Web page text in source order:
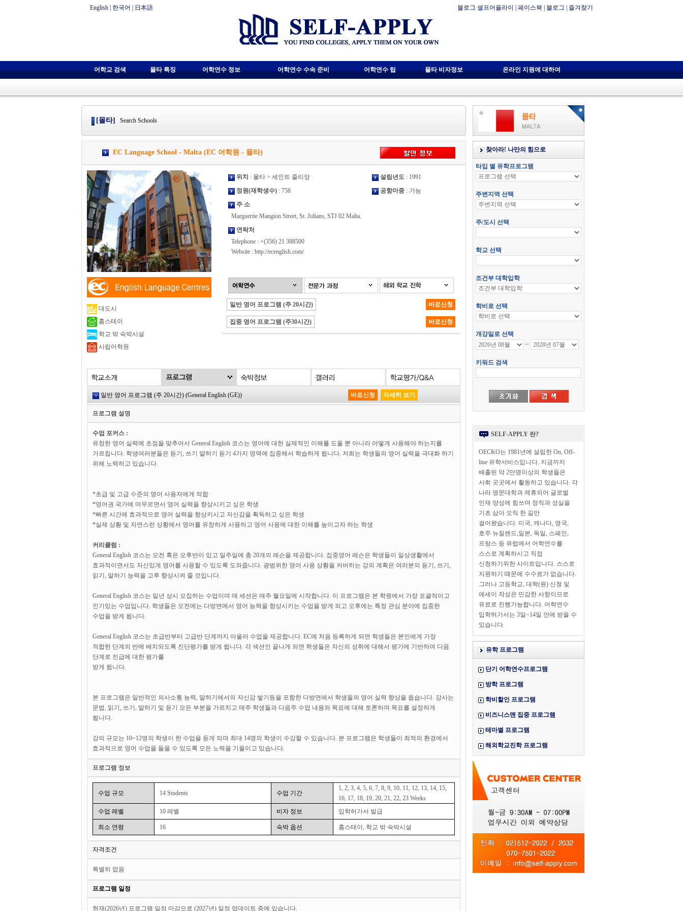
English 한국어 日本語 블로그 셀프어플라이 페이스북 블로그 즐겨찾기
어학교 검색 몰타 특징 어학연수 정보 어학연수 수속 준비 어학연수 팁 몰타 비자정보 온라인 지원에 대하여
[몰타] Search Schools
EC Language School - Malta (EC 어학원 - 몰타)
대도시
홈스테이
학교 밖 숙박시설
사립어학원
위치 : 몰타 > 세인트 줄리앙 설립년도: 1991
정원(재학생수): 758 공항마중: 가능
주 소
Marguerite Mangion Street, St. Julians, STJ 02 Malta.
연락처
Telephone : +(356) 21 388500
Website : http://ecenglish.com/
일반 영어 프로그램 (주 20시간) 바로신청
집중 영어 프로그램 (주30시간) 바로신청
일반 영어 프로그램 (주 20시간) (General English (GE)) 바로신청 자세히 보기
프로그램 설명
수업 포커스 :
유창한 영어 실력에 초점을 맞추어서 General English 코스는 영어에 대한 실제적인 이해를 도울 뿐 아니라 어떻게 사용해야 하는지를
가르칩니다. 학생여러분들은 듣기, 쓰기 말하기 듣기 4가지 영역에 집중해서 학습하게 됩니다. 저희는 학생들의 영어 실력을 극대화 하기
위해 노력하고 있습니다.
*초급 및 고급 수준의 영어 사용자에게 적합
*영어권 국가에 머무르면서 영어 실력을 향상시키고 싶은 학생
*빠른 시간에 효과적으로 영어 실력을 향상키시고 자신감을 획득하고 싶은 학생
*실제 상황 및 자연스런 상황에서 영어를 유창하게 사용하고 영어 사용에 대한 이해를 높이고자 하는 학생
커리큘럼 :
General English 코스는 오전 혹은 오후반이 있고 일주일에 총 20개의 레슨을 제공합니다. 집중영어 레슨은 학생들이 일상생활에서
효과적이면서도 자신있게 영어를 사용할 수 있도록 도와줍니다. 광범위한 영어 사용 상황을 커버하는 강의 계획은 여러분의 듣기, 쓰기,
읽기, 말하기 능력을 고루 향상시켜 줄 것입니다.
General English 코스는 일년 상시 모집하는 수업이며 매 세션은 매주 월요일에 시작합니다. 이 프로그램은 본 학원에서 가장 포괄적이고
인기있는 수업입니다. 학생들은 오전에는 다방면에서 영어 능력을 향상시키는 수업을 받게 되고 오후에는 특정 관심 분야에 집중한
수업을 받게 됩니다.
General English 코스는 초급반부터 고급반 단계까지 아울러 수업을 제공합니다. EC에 처음 등록하게 되면 학생들은 본인에게 가장
적합한 단계의 반에 배치되도록 진단평가를 받게 됩니다. 각 섹션인 끝나게 되면 학생들은 자신의 성취에 대해서 평가에 기반하여 다음
단계로 진급에 대한 평가를
받게 됩니다.
본 프로그램은 일반적인 의사소통 능력, 말하기에서의 자신감 쌓기등을 포함한 다방면에서 학생들의 영어 실력 향상을 돕습니다. 강사는
문법, 읽기, 쓰기, 말하기 및 듣기 모든 부분을 가르치고 매주 학생들과 다음주 수업 내용와 목표에 대해 토론하여 목표를 설정하게
됩니다.
강의 규모는 10~12명의 학생이 한 수업을 듣게 되며 최대 14명의 학생이 수강할 수 있습니다. 본 프로그램은 학생들이 최적의 환경에서
효과적으로 영어 수업을 들을 수 있도록 모든 노력을 기울이고 있습니다.
프로그램 정보
수업 규모 14 Students 수업 기간
1, 2, 3, 4, 5, 6, 7, 8, 9, 10, 11, 12, 13, 14, 15,
16, 17, 18, 19, 20, 21, 22, 23 Weeks
수업 레벨
10 레벨 비자 정보 입학허가서 발급
최소 연령 16 숙박 옵션 홈스테이, 학교 밖 숙박시설
자격조건
특별히 없음
프로그램 일정
현재(2026년) 프로그램 일정 마감으로 (2027년) 일정 업데이트 중에 있습니다.
SELF-APPLY 란?
OECKO는 1981년에 설립한 On, Off-
line 유학서비스입니다. 지금까지
배출된 약 2만명이상의 학생들은
사회 곳곳에서 활동하고 있습니다. 각
나라 명문대학과 제휴되어 글로벌
인재 양성에 힘쓰며 정직과 성실을
기초 삼아 오직 한 길만
걸어왔습니다. 미국, 캐나다, 영국,
호주 뉴질랜드,일본, 독일, 스페인,
프랑스 등 유럽에서 어학연수를
스스로 계획하시고 직접
신청하기위한 사이트입니다. 스스로
지원하기 때문에 수수료가 없습니다.
그러나 고등학교, 대학(원) 신청 및
에세이 작성은 민감한 사항이므로
유료로 진행가능합니다. 어학연수
입학허가서는 3일~14일 안에 받을 수
있습니다.
유학 프로그램
단기 어학연수프로그램
방학 프로그램
학비할인 프로그램
비즈니스맨 집중 프로그램
테마별 프로그램
해외학교진학 프로그램